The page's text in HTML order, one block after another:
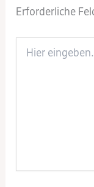
Erforderliche
eingeben…